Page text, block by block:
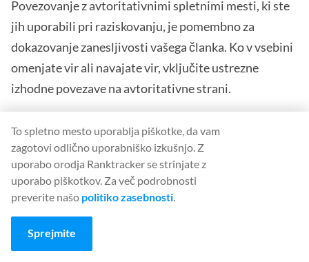
Povezovanje z avtoritativnimi spletnimi mesti, ki ste
jih uporabili pri raziskovanju, je pomembno za
dokazovanje zanesljivosti vašega članka. Ko v vsebini
omenjate vir ali navajate vir, vključite ustrezne
izhodne povezave na avtoritativne strani.
Da bi ugotovili, ali se Google strinja, da je spletno
mesto avtoritativno, lahko uporabite orodja za
analizo spletnih strani, kot sta Alexa rank ali Ahrefs
Site Explorer, da določite avtoriteto in promet na
spletnem mestu.
To spletno mesto uporablja piškotke, da vam
zagotovi odlično uporabniško izkušnjo. Z
uporabo orodja Ranktracker se strinjate z
uporabo piškotkov. Za več podrobnosti
preverite našo politiko zasebnosti.
Sprejmite